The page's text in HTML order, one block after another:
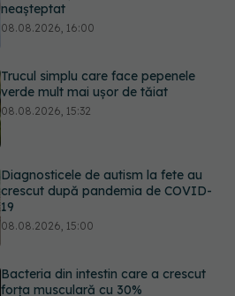
Trucul simplu care face pepenele
verde mult mai ușor de tăiat
Diagnosticele de autism la fete au
Bacteria din intestin care a crescut
forța musculară cu 30%